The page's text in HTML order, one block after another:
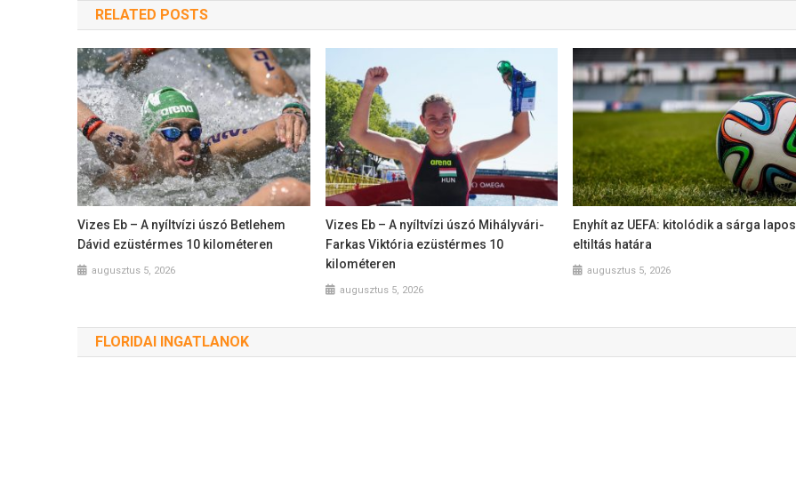
RELATED POSTS
Vizes Eb – A nyíltvízi úszó Betlehem
Dávid ezüstérmes 10 kilométeren
augusztus 5, 2026
Vizes Eb – A nyíltvízi úszó Mihályvári-
Farkas Viktória ezüstérmes 10
kilométeren
augusztus 5, 2026
Enyhít az UEFA: kitolódik a sárga lapos
eltiltás határa
augusztus 5, 2026
FLORIDAI INGATLANOK